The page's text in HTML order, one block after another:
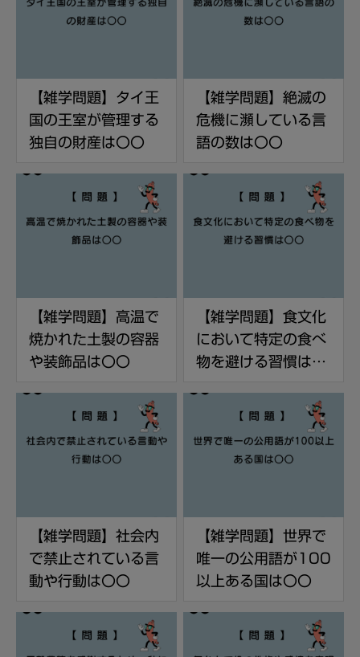
【雑学問題】タイ王
国の王室が管理する
独自の財産は〇〇
【雑学問題】絶滅の
危機に瀕している言
語の数は〇〇
【雑学問題】高温で
焼かれた土製の容器
や装飾品は〇〇
【雑学問題】食文化
において特定の食べ
物を避ける習慣は〇
【雑学問題】社会内
で禁止されている言
動や行動は〇〇
【雑学問題】世界で
唯一の公用語が100
以上ある国は〇〇